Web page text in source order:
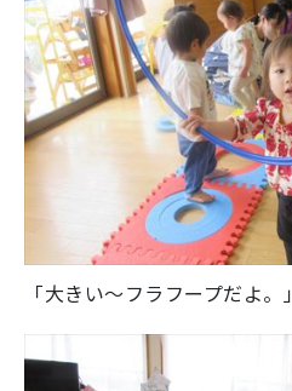
「大きい～フラフープだよ。」